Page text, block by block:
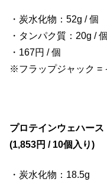
・炭水化物：52g / 個
・タンパク質：20g / 個
・167円 / 個
※フラップジャック =
プロテインウェハー
(1,853円 / 10個入り)
・炭水化物：18.5g